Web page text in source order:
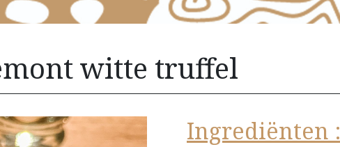
witte truffel
Ingrediënten :